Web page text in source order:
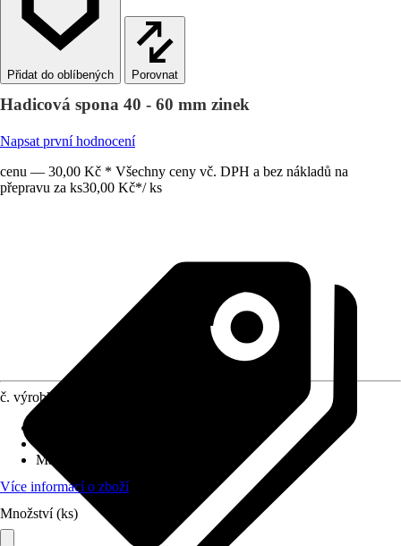
Porovnat
Hadicová spona 40 - 60 mm zinek
Napsat první hodnocení
cenu — 30,00 Kč * Všechny ceny vč. DPH a bez nákladů na
přepravu za ks30,00 Kč*/ ks
č. výrobku
Materiál
Více informací o zboží
Množství (ks)